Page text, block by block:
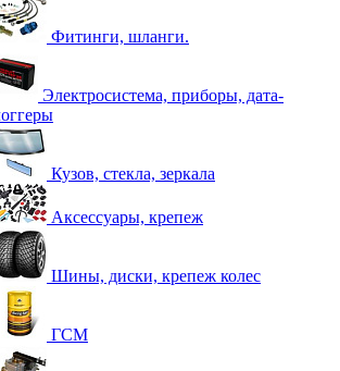
Фитинги, шланги.
Электросистема, приборы, дата-
Кузов, стекла, зеркала
Аксессуары, крепеж
Шины, диски, крепеж колес
ГСМ